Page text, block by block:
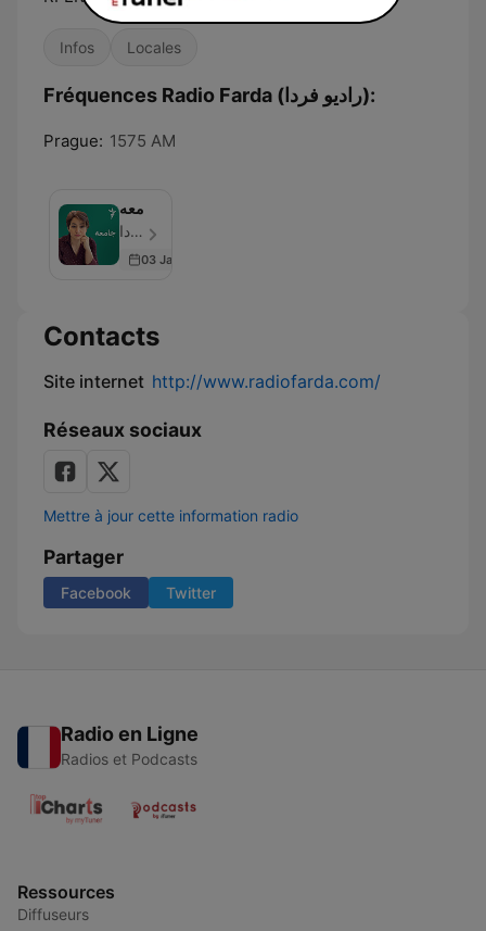
Infos Locales
Fréquences Radio Farda (راديو فردا):
Prague: 1575 AM
جامعه
رادیوفردا - Épisode 50
03 Jan 2023
Contacts
Site internet http://www.radiofarda.com/
Réseaux sociaux
Mettre à jour cette information radio
Partager
Facebook Twitter
Radio en Ligne
Radios et Podcasts
Ressources
Diffuseurs